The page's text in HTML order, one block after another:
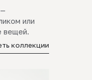
или
вещей.
коллекции